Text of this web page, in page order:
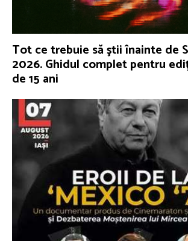
Tot ce trebuie să ştii înainte de
2026. Ghidul complet pentru
de 15 ani